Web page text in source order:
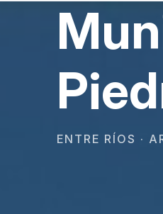
ENTRE RÍOS ·